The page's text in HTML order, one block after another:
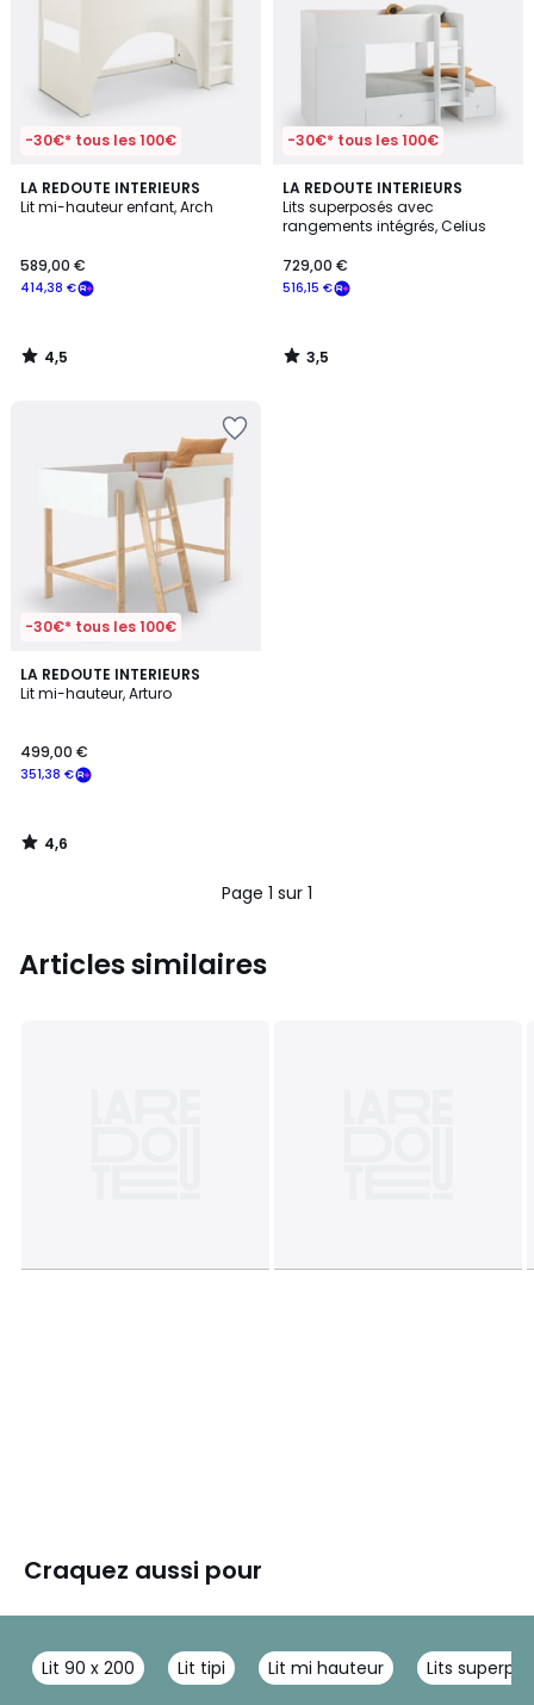
-30€* tous les 100€
LA REDOUTE INTERIEURS
Lit mi-hauteur enfant, Arch
414,38 €
589,00 €
4,5
/ 5
4,5
/
-30€* tous les 100€
LA REDOUTE INTERIEURS
Lits superposés avec
rangements intégrés, Celius
516,15 €
729,00 €
3,5
/ 5
3,5
/
-30€* tous les 100€
LA REDOUTE INTERIEURS
Lit mi-hauteur, Arturo
351,38 €
499,00 €
4,6
/ 5
4,6
/
Page 1 sur 1
Articles similaires
Craquez aussi pour
Lit 90 x 200 Lit tipi Lit mi hauteur Lits